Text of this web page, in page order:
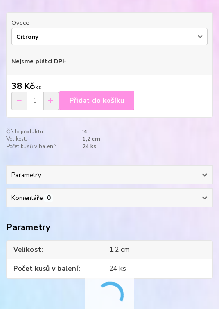
Ovoce
Nejsme plátci DPH
38 Kč/ks
Přidat do košíku
Číslo produktu:
'4
Velikost:
1,2 cm
Počet kusů v balení:
24 ks
Parametry
Komentáře 0
Parametry
Velikost 1,2 cm
Počet kusů v balení 24 ks